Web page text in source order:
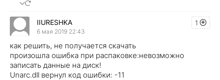
1
IIURESHKA
6 мая 2019 22:43
как решить, не получается скачать
произошла ошибка при распаковке:невозможно
записать данные на диск!
Unarc.dll вернул код ошибки: -11